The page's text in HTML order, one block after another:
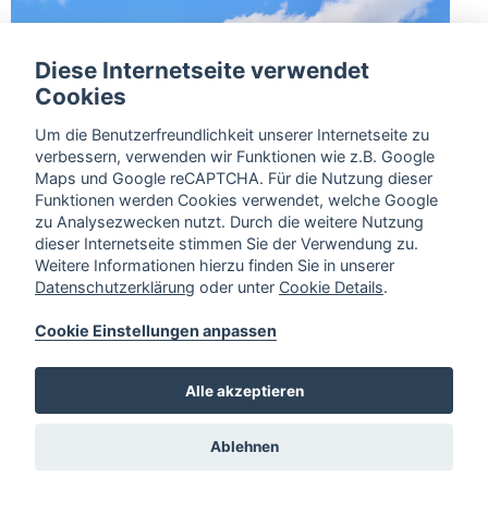
Diese Internetseite verwendet
Cookies
Um die Benutzerfreundlichkeit unserer Internetseite zu
verbessern, verwenden wir Funktionen wie z.B. Google
Maps und Google reCAPTCHA. Für die Nutzung dieser
Funktionen werden Cookies verwendet, welche Google
zu Analysezwecken nutzt. Durch die weitere Nutzung
dieser Internetseite stimmen Sie der Verwendung zu.
Weitere Informationen hierzu finden Sie in unserer
Datenschutzerklärung oder unter Cookie Details.
Cookie Einstellungen anpassen
Alle akzeptieren
Ablehnen